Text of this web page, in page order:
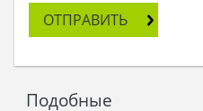
можно приготовить
накормить
диваны обсудить все
день дела,
ОТПРАВИТЬ
Подобные